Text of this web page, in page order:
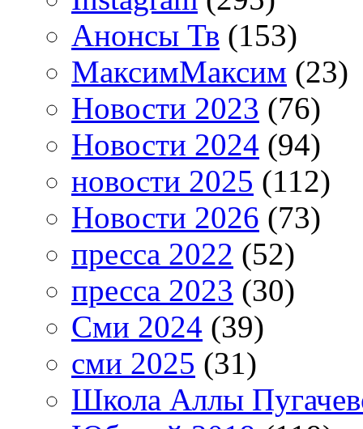
Анонсы Тв (153)
МаксимМаксим (23)
Новости 2023 (76)
Новости 2024 (94)
новости 2025 (112)
Новости 2026 (73)
пресса 2022 (52)
пресса 2023 (30)
Сми 2024 (39)
сми 2025 (31)
Школа Аллы